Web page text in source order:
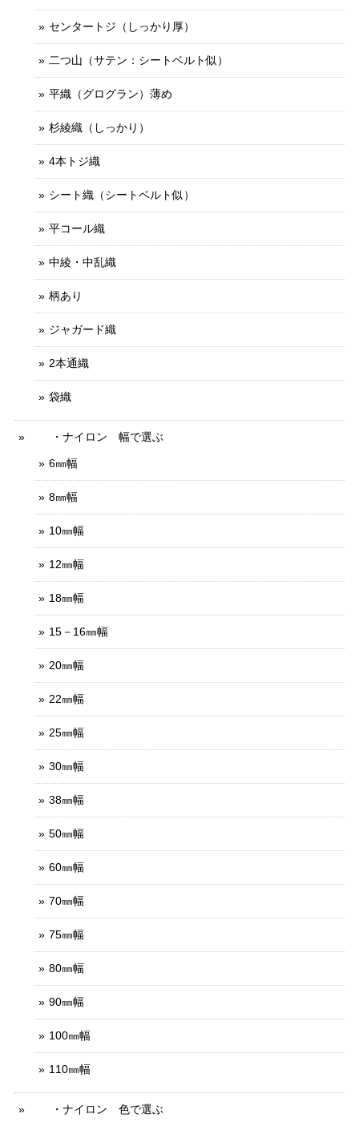
センタートジ（しっかり厚）
二つ山（サテン：シートベルト似）
平織（グログラン）薄め
杉綾織（しっかり）
4本トジ織
シート織（シートベルト似）
平コール織
中綾・中乱織
柄あり
ジャガード織
2本通織
袋織
・ナイロン 幅で選ぶ
6㎜幅
8㎜幅
10㎜幅
12㎜幅
18㎜幅
15－16㎜幅
20㎜幅
22㎜幅
25㎜幅
30㎜幅
38㎜幅
50㎜幅
60㎜幅
70㎜幅
75㎜幅
80㎜幅
90㎜幅
100㎜幅
110㎜幅
・ナイロン 色で選ぶ